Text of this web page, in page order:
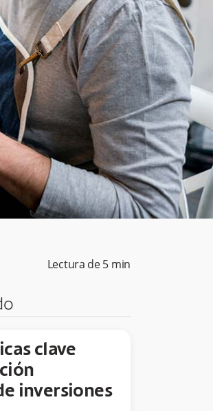
Lectura de5 min
clave
inversiones